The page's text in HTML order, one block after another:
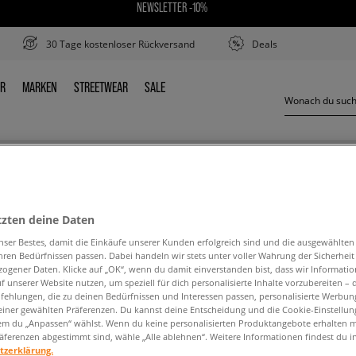
NEWSLETTER -10%
30 Tage kostenloser Rückversand Deals
MARKEN
MARKEN STREETWEAR
STREETWEAR SALE
SALE
den Suchbegriff. Versuche, weniger Filter zu
deine Daten
Bestes, damit die Einkäufe unserer Kunden erfolgreich sind und die
Bedürfnissen passen. Dabei handeln wir stets unter voller Wahrung der
Daten. Klicke auf „OK“, wenn du damit einverstanden bist, dass wir
unserer Website nutzen, um speziell für dich personalisierte Inhalte vorzubereiten –
die zu deinen Bedürfnissen und Interessen passen, personalisierte
gewählten Präferenzen. Du kannst deine Entscheidung und die Cookie-
du „Anpassen“ wählst. Wenn du keine personalisierten Produktangebote erhalten
abgestimmt sind, wähle „Alle ablehnen“. Weitere Informationen findest du